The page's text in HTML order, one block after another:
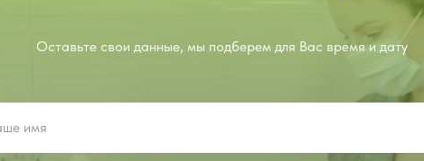
Оставьте свои данные, мы подберем для Вас время и дату